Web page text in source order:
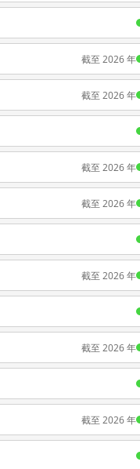
截至 2026 年
截至 2026 年
截至 2026 年
截至 2026 年
截至 2026 年
截至 2026 年
截至 2026 年